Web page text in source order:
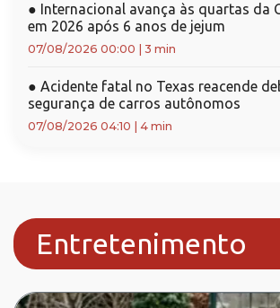
● Internacional avança às quartas da
em 2026 após 6 anos de jejum
07/08/2026 00:00 3 min
● Acidente fatal no Texas reacende
segurança de carros autônomos
07/08/2026 04:10 4 min
Entretenimento